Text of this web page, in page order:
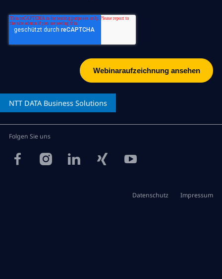
NTT DATABusiness Solutions
Folgen Sie uns
Datenschutz Impressum